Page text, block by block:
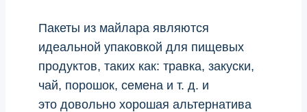
Пакеты из майлара являются
идеальной упаковкой для пищевых
продуктов, таких как: травка, закуски,
чай, порошок, семена и т. д. и
это довольно хорошая альтернатива